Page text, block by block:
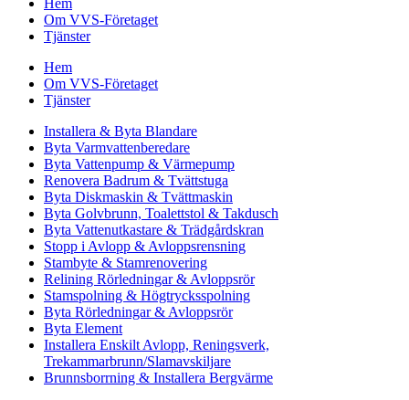
Hem
Om VVS-Företaget
Tjänster
Hem
Om VVS-Företaget
Tjänster
Installera & Byta Blandare
Byta Varmvattenberedare
Byta Vattenpump & Värmepump
Renovera Badrum & Tvättstuga
Byta Diskmaskin & Tvättmaskin
Byta Golvbrunn, Toalettstol & Takdusch
Byta Vattenutkastare & Trädgårdskran
Stopp i Avlopp & Avloppsrensning
Stambyte & Stamrenovering
Relining Rörledningar & Avloppsrör
Stamspolning & Högtrycksspolning
Byta Rörledningar & Avloppsrör
Byta Element
Installera Enskilt Avlopp, Reningsverk,
Trekammarbrunn/Slamavskiljare
Brunnsborrning & Installera Bergvärme